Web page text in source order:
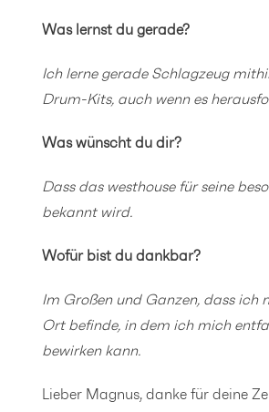
Was lernst du gerade?
Ich lerne gerade Schlagzeug
Drum-Kits, auch wenn es
Was wünscht du dir?
Dass das westhouse für seine
bekannt wird.
Wofür bist du dankbar?
Im Großen und Ganzen, dass ich
Ort befinde, in dem ich mich
bewirken kann.
Lieber Magnus, danke für deine